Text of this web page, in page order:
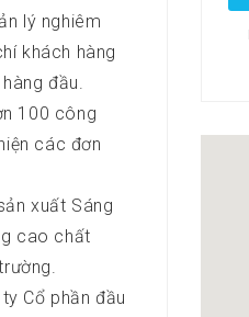
lý nghiêm
khách hàng
đầu.
100 công
các đơn
xuất Sáng
cao chất
Cổ phần đầu